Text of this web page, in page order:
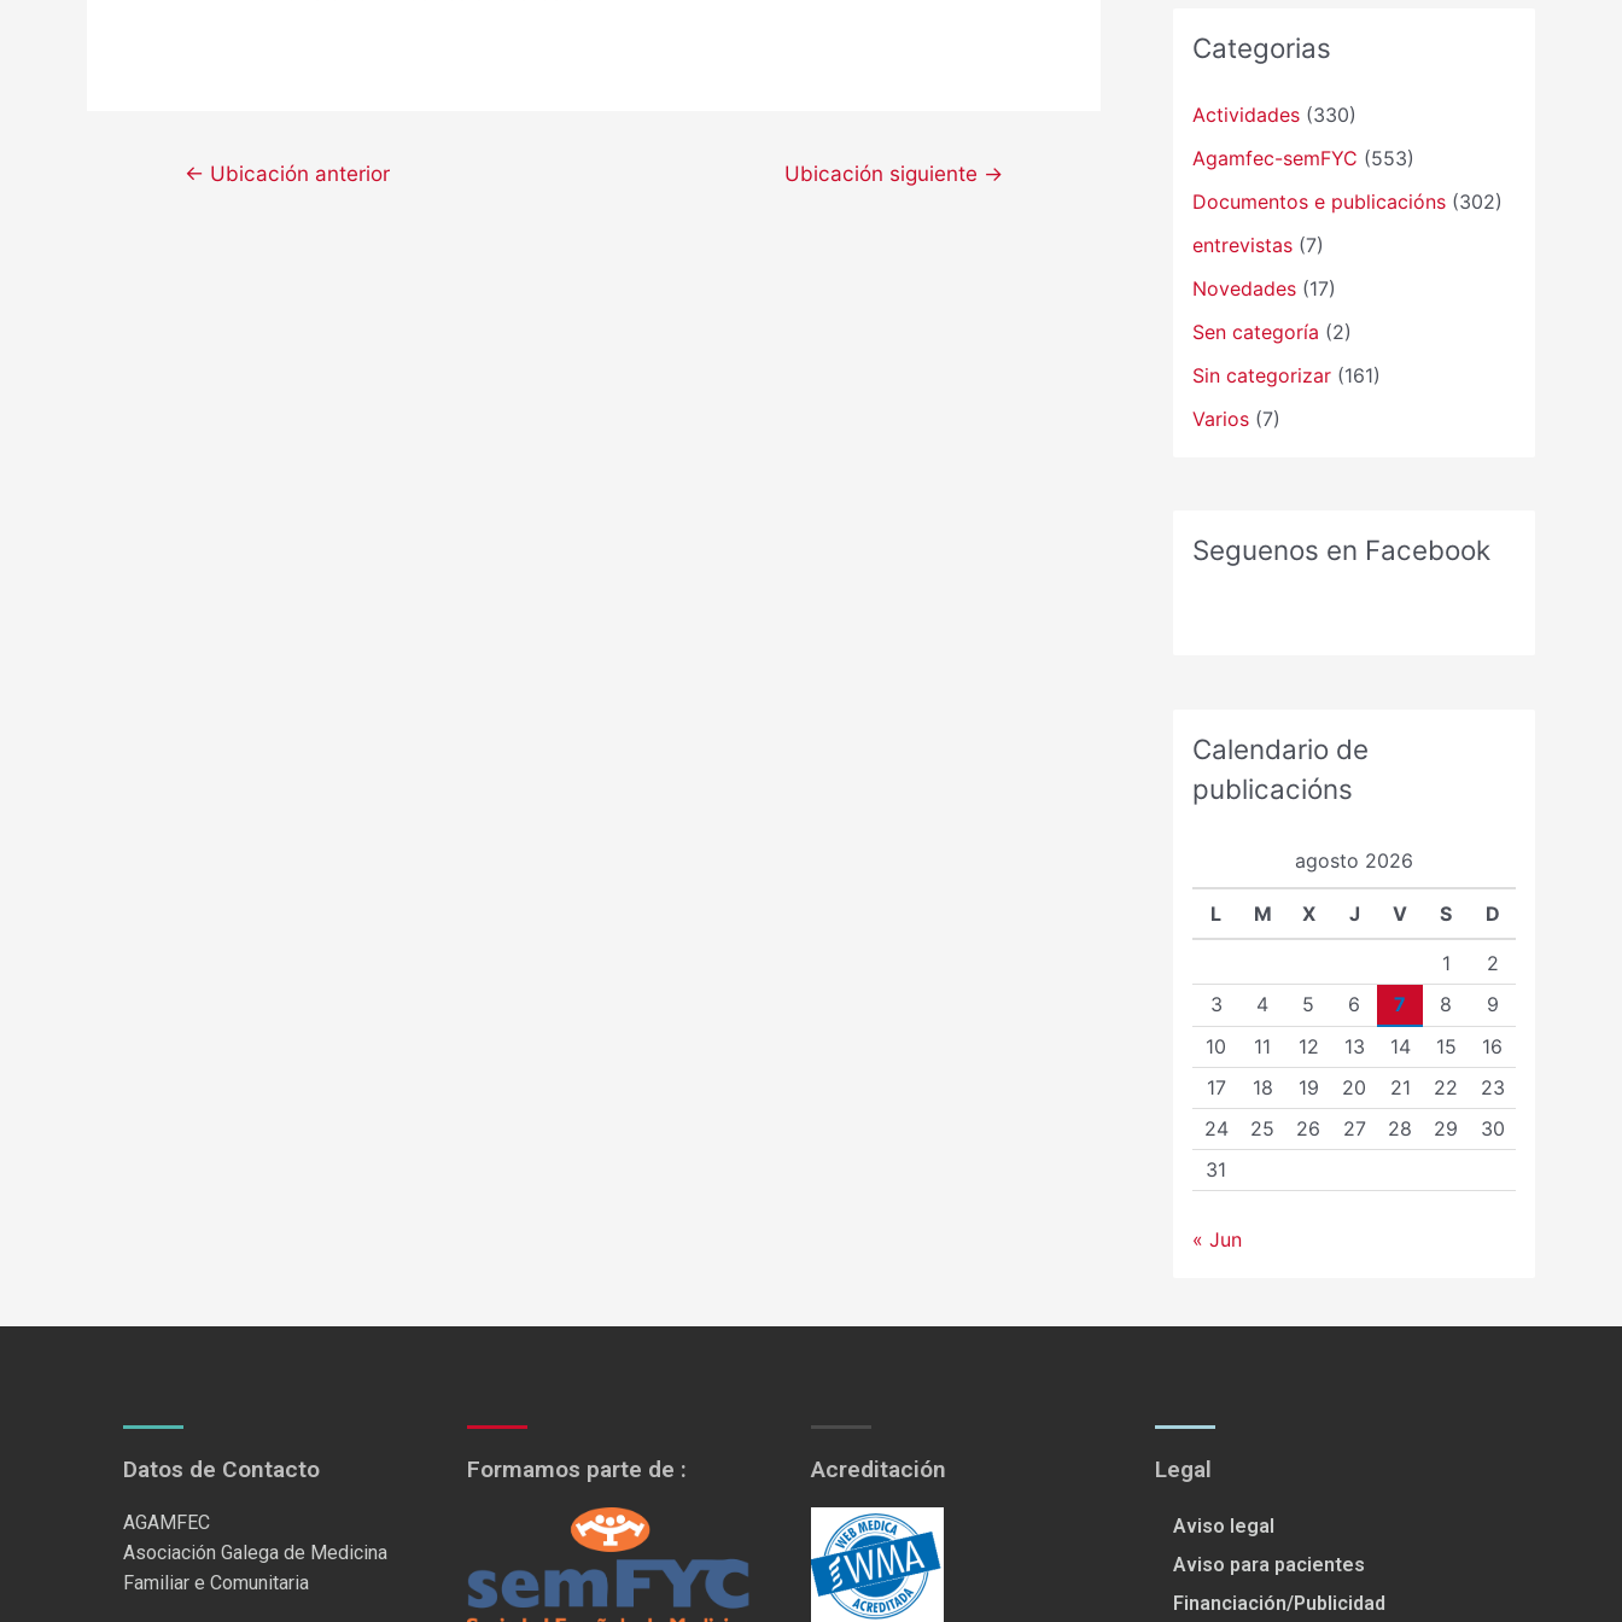
← Ubicación anterior Ubicación siguiente →
Categorias
Actividades (330)
Agamfec-semFYC (553)
Documentos e publicacións (302)
entrevistas (7)
Novedades (17)
Sen categoría (2)
Sin categorizar (161)
Varios (7)
Seguenos en Facebook
Calendario de
publicacións
agosto 2026
L M X J V S D
1
2
3
4 5 6 7 8
9
10
11 12 13 14 15
16
17
18 19 20 21 22
23
24
25 26 27 28 29
30
31
« Jun
Datos de Contacto
AGAMFEC
Asociación Galega de Medicina
Familiar e Comunitaria
Formamos parte de : Acreditación Legal
Aviso legal
Aviso para pacientes
Financiación/Publicidad